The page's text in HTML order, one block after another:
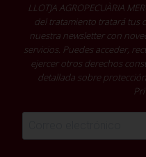
LLOTJA AGROPECUÀRIA
del tratamiento tratará tus
nuestra newsletter con
servicios. Puedes acceder,
ejercer otros derechos
detallada sobre